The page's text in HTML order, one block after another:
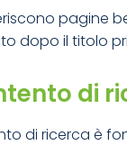
pagine
dopo il titolo
di
di ricerca è